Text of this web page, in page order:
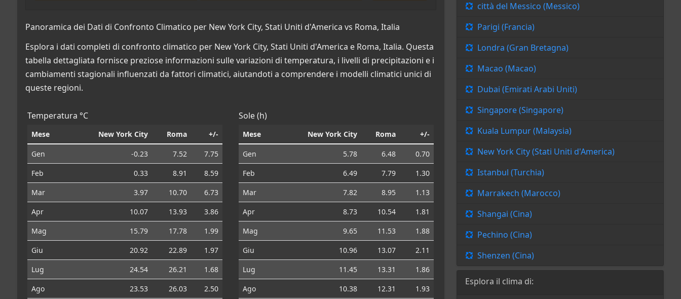
Panoramica dei Dati di Confronto Climatico per New York City, Stati Uniti d'America vs Roma, Italia
Esplora i dati completi di confronto climatico per New York City, Stati Uniti d'America e Roma, Italia. Questa
tabella dettagliata fornisce preziose informazioni sulle variazioni di temperatura, i livelli di precipitazioni e i
cambiamenti stagionali influenzati da fattori climatici, aiutandoti a comprendere i modelli climatici unici di
queste regioni.
Temperatura °C
Mese New York City Roma +/-
Gen -0.23 7.52
7.75
Feb
0.33 8.91
8.59
Mar
3.97 10.70
6.73
Apr
10.07 13.93
3.86
Mag
15.79 17.78
1.99
Giu
20.92 22.89
1.97
Lug
24.54 26.21
1.68
Ago
23.53 26.03
2.50
Sole (h)
Mese New York City Roma +/-
Gen 5.78 6.48
0.70
Feb
6.49 7.79
1.30
Mar
7.82 8.95
1.13
Apr
8.73 10.54
1.81
Mag
9.65 11.53
1.88
Giu
10.96 13.07
2.11
Lug
11.45 13.31
1.86
Ago
10.38 12.31
1.93
città del Messico (Messico)
Parigi (Francia)
Londra (Gran Bretagna)
Macao (Macao)
Dubai (Emirati Arabi Uniti)
Singapore (Singapore)
Kuala Lumpur (Malaysia)
New York City (Stati Uniti d'America)
Istanbul (Turchia)
Marrakech (Marocco)
Shangai (Cina)
Pechino (Cina)
Shenzen (Cina)
Esplora il clima di: